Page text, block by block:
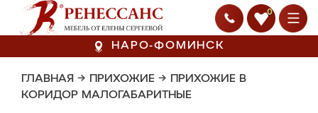
0
НАРО-ФОМИНСК
ГЛАВНАЯ → ПРИХОЖИЕ → ПРИХОЖИЕ В
КОРИДОР МАЛОГАБАРИТНЫЕ